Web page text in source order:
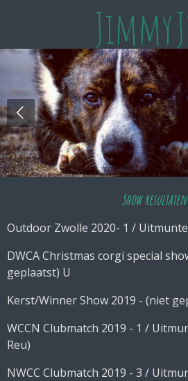
naar
hoofdinhoud
Jimmy
Show resultaten
Outdoor Zwolle 2020- 1 /
DWCA Christmas corgi special
geplaatst) U
Kerst/Winner Show 2019 - (niet
WCCN Clubmatch 2019 - 1 /
Reu)
NWCC Clubmatch 2019 - 3 /